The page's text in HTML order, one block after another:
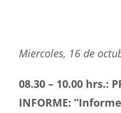
Miercoles, 16 de
08.30 – 10.00 hrs.:
INFORME: